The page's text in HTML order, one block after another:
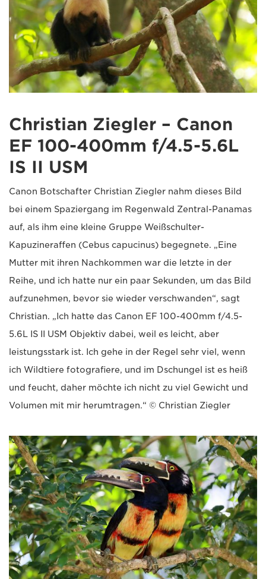
Christian Ziegler – Canon
EF 100-400mm f/4.5-5.6L
IS II USM
Canon Botschafter Christian Ziegler nahm dieses Bild
bei einem Spaziergang im Regenwald Zentral-Panamas
auf, als ihm eine kleine Gruppe Weißschulter-
Kapuzineraffen (Cebus capucinus) begegnete. „Eine
Mutter mit ihren Nachkommen war die letzte in der
Reihe, und ich hatte nur ein paar Sekunden, um das Bild
aufzunehmen, bevor sie wieder verschwanden“, sagt
Christian. „Ich hatte das Canon EF 100-400mm f/4.5-
5.6L IS II USM Objektiv dabei, weil es leicht, aber
leistungsstark ist. Ich gehe in der Regel sehr viel, wenn
ich Wildtiere fotografiere, und im Dschungel ist es heiß
und feucht, daher möchte ich nicht zu viel Gewicht und
Volumen mit mir herumtragen.“ © Christian Ziegler